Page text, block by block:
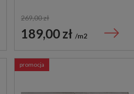
269,00 zł
189,00 zł m2
promocja